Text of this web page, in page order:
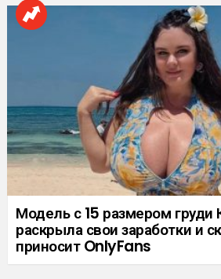
Модель с 15 размером груди
раскрыла свои заработки и
приносит OnlyFans